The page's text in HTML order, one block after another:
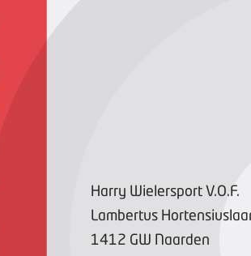
Harry Wielersport V.O.F.
Lambertus
1412 GW Naarden